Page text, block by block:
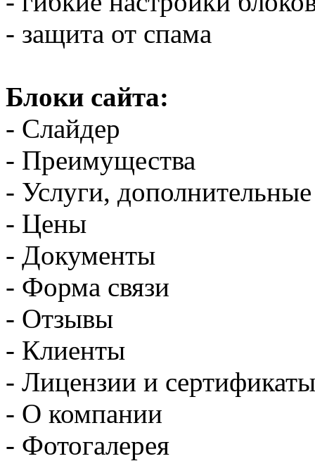
- защита от спама
Блоки сайта:
- Слайдер
- Преимущества
- Услуги,
- Цены
- Документы
- Форма связи
- Отзывы
- Клиенты
- Лицензии и сертификаты
- О компании
- Фотогалерея